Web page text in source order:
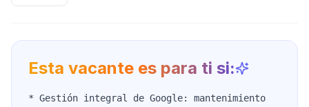
Esta vacante es para ti si:
* Gestión integral de Google: mantenimiento